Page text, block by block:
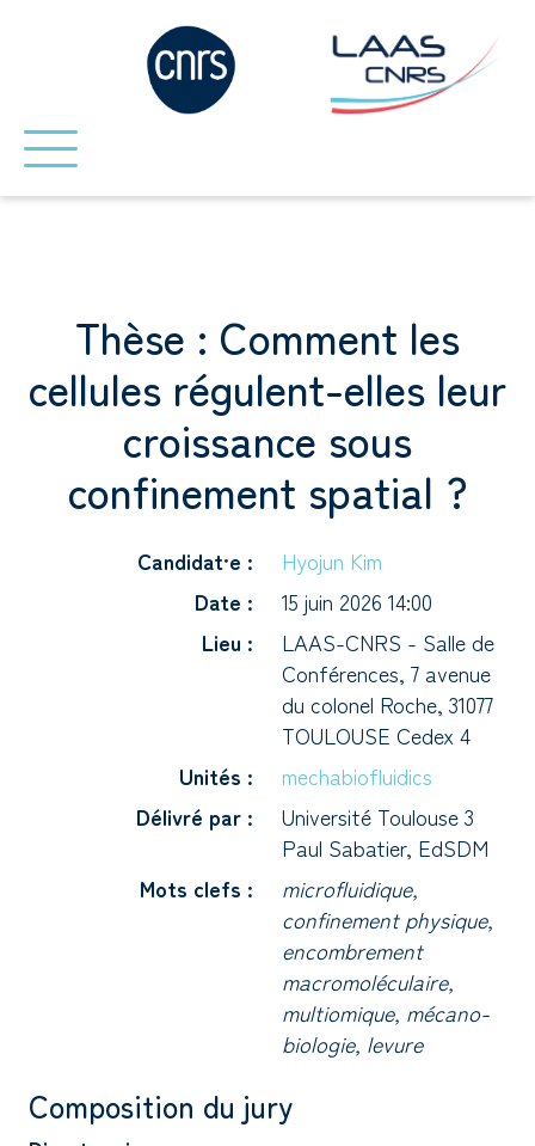
Thèse : Comment les
cellules régulent-elles leur
croissance sous
confinement spatial ?
Candidat·e :
Hyojun Kim
Date :
15 juin 2026 14:00
Lieu :
LAAS-CNRS - Salle de
Conférences, 7 avenue
du colonel Roche, 31077
TOULOUSE Cedex 4
Unités :
mechabiofluidics
Délivré par :
Université Toulouse 3
Paul Sabatier, EdSDM
Mots clefs :
microfluidique,
confinement physique,
encombrement
macromoléculaire,
multiomique, mécano-
biologie, levure
Composition du jury